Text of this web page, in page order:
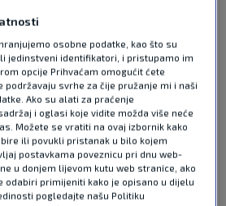
osobne podatke, kao što su
jedinstveni identifikatori, i pristupamo im
opcije Prihvaćam omogućit ćete
podržavaju svrhe za čije pružanje mi i naši
Ako su alati za praćenje
i oglasi koje vidite možda više neće
Možete se vratiti na ovaj izbornik kako
ili povukli pristanak u bilo kojem
postavkama poveznicu pri dnu web-
u donjem lijevom kutu web stranice, ako
odabiri primijeniti kako je opisano u dijelu
pogledajte našu Politiku